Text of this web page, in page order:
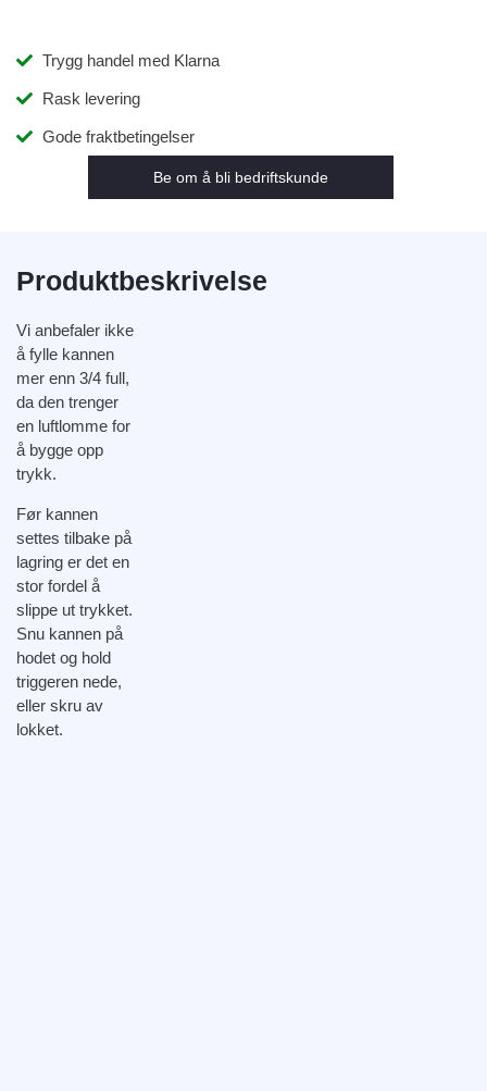
Trygg handel med Klarna
Rask levering
Gode fraktbetingelser
Be om å bli bedriftskunde
Produktbeskrivelse
Vi anbefaler ikke
å fylle kannen
mer enn 3/4 full,
da den trenger
en luftlomme for
å bygge opp
trykk.
Før kannen
settes tilbake på
lagring er det en
stor fordel å
slippe ut trykket.
Snu kannen på
hodet og hold
triggeren nede,
eller skru av
lokket.